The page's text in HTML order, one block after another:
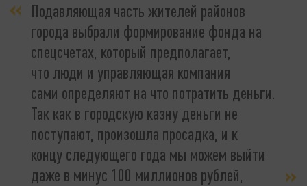
Подавляющая часть жителей районов
города выбрали формирование фонда на
спецсчетах, который предполагает,
что люди и управляющая компания
сами определяют на что потратить деньги.
Так как в городскую казну деньги не
поступают, произошла просадка, и к
концу следующего года мы можем выйти
даже в минус 100 миллионов рублей,